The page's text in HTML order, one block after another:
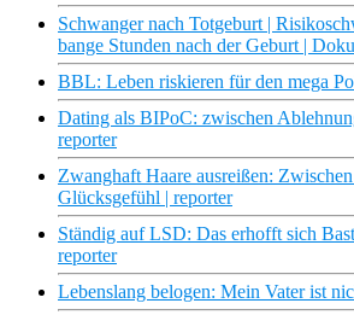
Schwanger nach Totgeburt |
bange Stunden nach der Geburt |
BBL: Leben riskieren für den mega
Dating als BIPoC: zwischen
reporter
Zwanghaft Haare ausreißen:
Glücksgefühl | reporter
Ständig auf LSD: Das erhofft sich
reporter
Lebenslang belogen: Mein Vater ist